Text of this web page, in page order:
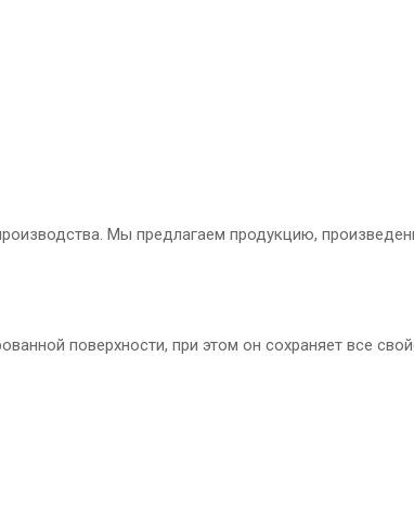
Мы предлагаем продукцию,
поверхности, при этом он сохраняет все